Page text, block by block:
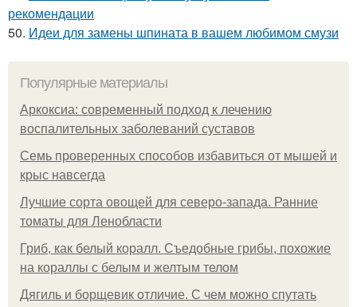
рекомендации
50. Идеи для замены шпината в вашем любимом смузи
Популярные материалы
Аркоксиа: современный подход к лечению
воспалительных заболеваний суставов
Семь проверенных способов избавиться от мышей и
крыс навсегда
Лучшие сорта овощей для северо-запада. Ранние
томаты для Ленобласти
Гриб, как белый коралл. Съедобные грибы, похожие
на кораллы с белым и желтым телом
Дягиль и борщевик отличие. С чем можно спутать